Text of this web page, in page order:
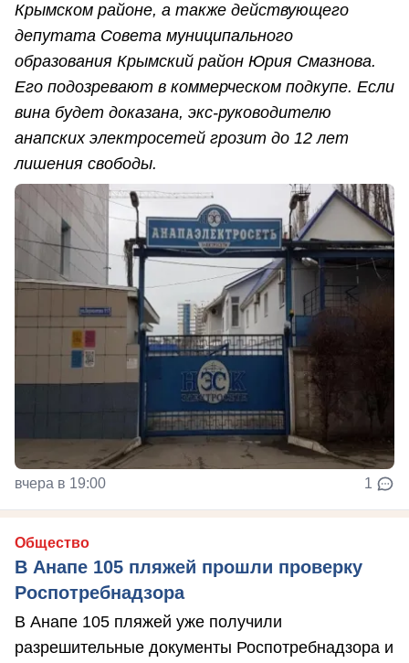
Крымском районе, а также действующего
депутата Совета муниципального
образования Крымский район Юрия Смазнова.
Его подозревают в коммерческом подкупе. Если
вина будет доказана, экс-руководителю
анапских электросетей грозит до 12 лет
лишения свободы.
вчера в 19:00 1
Общество
В Анапе 105 пляжей прошли проверку
Роспотребнадзора
В Анапе 105 пляжей уже получили
разрешительные документы Роспотребнадзора и